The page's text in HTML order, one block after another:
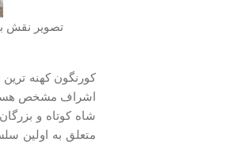
تصویر نقش
کورنگون کهنه
اشراف مشخص
شاه کوتاه و
متعلق به اولین